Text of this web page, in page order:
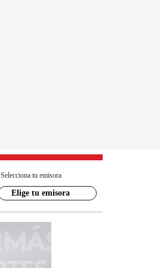
Selecciona tu emisora
Elige tu emisora